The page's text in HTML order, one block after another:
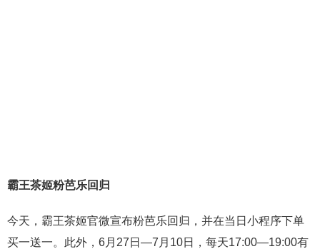
霸王茶姬粉芭乐回归
今天，霸王茶姬官微宣布粉芭乐回归，并在当日小程序下单
买一送一。此外，6月27日—7月10日，每天17:00—19:00有